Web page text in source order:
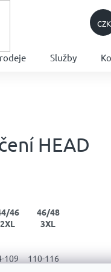
CZK
Služby
HEAD
46
2XL
46/48
3XL
109 110-116